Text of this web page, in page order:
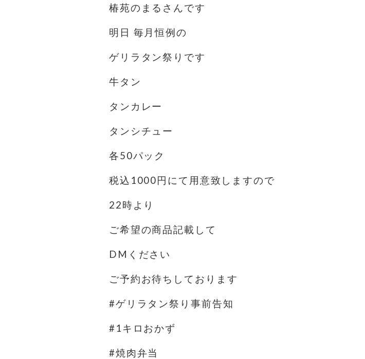
椿苑のまるさんです
明日 毎月恒例の
ゲリラタン祭りです
牛タン
タンカレー
タンシチュー
各50パック
税込1000円にて用意致しますので
22時より
ご希望の商品記載して
DMください
ご予約お待ちしております
#ゲリラタン祭り事前告知
#1キロおかず
#焼肉弁当